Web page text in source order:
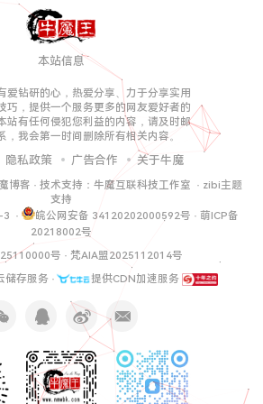
本站信息
爱钻研的心，热爱分享、力于分享实用
巧，提供一个服务更多的网友爱好者的
站有任何侵犯您利益的内容，请及时邮
，我会第一时间删除所有相关内容。
隐私政策 广告合作 关于牛魔
博客 · 技术支持： 牛魔互联科技工作室 · zibi主题
支持
3 · 皖公网安备 34120202000592号 · 萌ICP备
20218002号
号 · 梵AIA盟2025112014号
储存服务 · 提供CDN加速服务